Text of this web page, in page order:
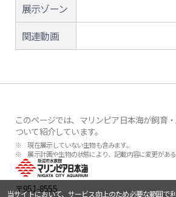
展示ゾーン
関連動画
このページでは、マリンピア日本海が飼育
ついて紹介しています。
※ 現在展示していない生物も含みます。
※ 展示計画や生物の状態により、記載内容に変更がある
〒951-8555
当サイトにおいて、サービス向上のため必要な範囲で